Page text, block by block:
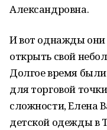
Александровна.
И вот однажды
открыть свой
Долгое время
для торговой
сложности, Елена
детской одежды в